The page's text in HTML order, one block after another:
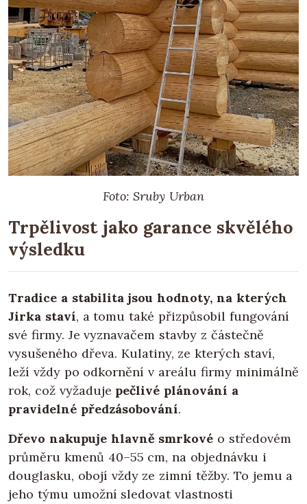
Foto: Sruby Urban
Trpělivost jako garance skvělého
výsledku
Tradice a stabilita jsou hodnoty, na kterých
Jirka staví, a tomu také přizpůsobil fungování
své firmy. Je vyznavačem stavby z částečně
vysušeného dřeva. Kulatiny, ze kterých staví,
leží vždy po odkornění v areálu firmy minimálně
rok, což vyžaduje pečlivé plánování a
pravidelné předzásobování.
Dřevo nakupuje hlavně smrkové o středovém
průměru kmenů 40–55 cm, na objednávku i
douglasku, obojí vždy ze zimní těžby. To jemu a
jeho týmu umožní sledovat vlastnosti